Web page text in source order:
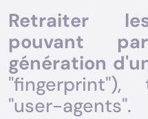
Retraiter
pouvant
génération
"user-agents".